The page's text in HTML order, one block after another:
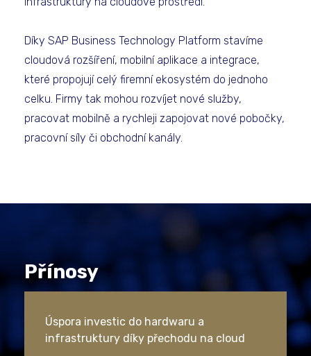
Díky SAP Business Technology Platform stavíme
cloudová rozšíření, mobilní aplikace a integrace,
které propojují celý firemní ekosystém do jednoho
celku. Firmy tak mohou rozvíjet nové služby,
pracovat mobilně a rychleji zapojovat nové pobočky,
pracovní síly či obchodní kanály.
Přínosy
Úspora investic do hardwaru a
infrastruktury díky přechodu na cloud